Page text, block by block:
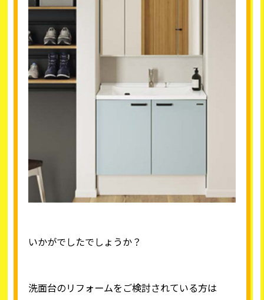
いかがでしたでしょうか？
洗面台のリフォームをご検討されている方は